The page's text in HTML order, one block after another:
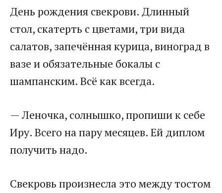
День рождения свекрови. Длинный
стол, скатерть с цветами, три вида
салатов, запечённая курица, виноград в
вазе и обязательные бокалы с
шампанским. Всё как всегда.
— Леночка, солнышко, пропиши к себе
Иру. Всего на пару месяцев. Ей диплом
получить надо.
Свекровь произнесла это между тостом